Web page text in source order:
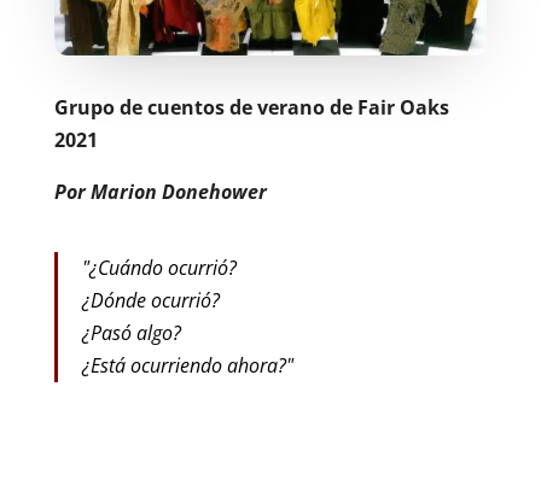
Grupo de cuentos de verano de Fair Oaks
2021
Por Marion Donehower
"¿Cuándo ocurrió?
¿Dónde ocurrió?
¿Pasó algo?
¿Está ocurriendo ahora?"